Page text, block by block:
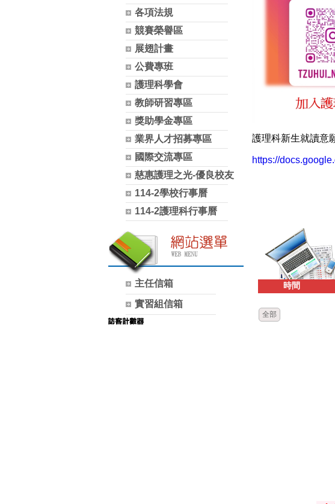
各項法規
競賽榮譽區
展翅計畫
公費專班
護理科學會
教師研習專區
獎助學金專區
業界人才招募專區
國際交流專區
慈惠護理之光-優良校友
114-2學校行事曆
114-2護理科行事曆
主任信箱
實習組信箱
護理科新生就讀意
https://
時間
全部